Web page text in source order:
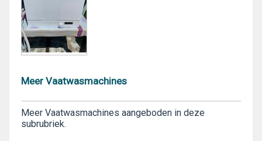
Meer Vaatwasmachines
Meer Vaatwasmachines aangeboden in deze
subrubriek.